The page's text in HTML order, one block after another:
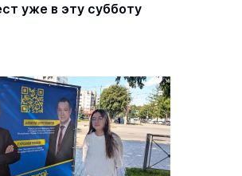
уже в эту субботу